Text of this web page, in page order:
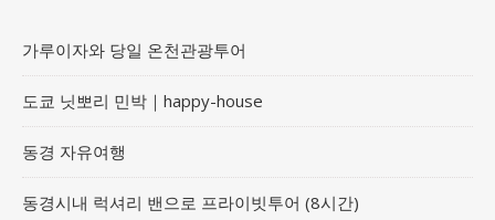
가루이자와 당일 온천관광투어
도쿄 닛뽀리 민박｜happy-house
동경 자유여행
동경시내 럭셔리 밴으로 프라이빗투어 (8시간)